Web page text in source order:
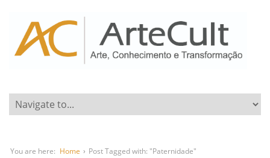
You are here: Home › Post Tagged with: "Paternidade"